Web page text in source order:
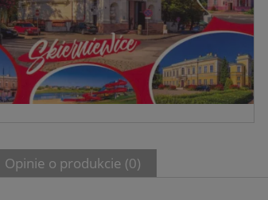
Opinie o produkcie (0)